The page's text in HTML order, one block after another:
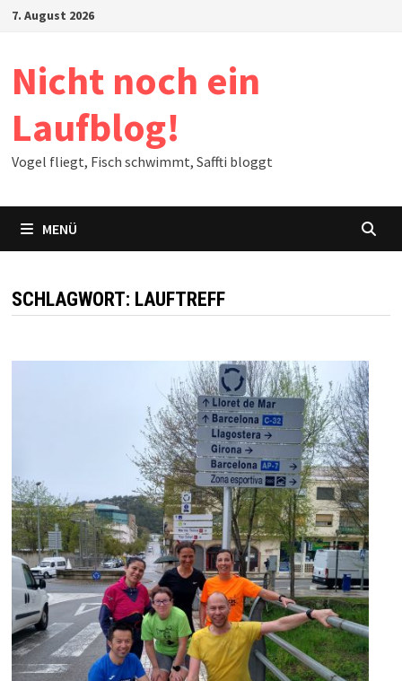
Zum7. August 2026
Nicht noch ein
Laufblog!
Vogel fliegt, Fisch schwimmt, Saffti bloggt
MENÜ
SCHLAGWORT: LAUFTREFF